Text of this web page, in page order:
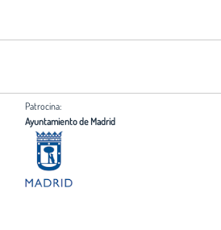
Patrocina:
Ayuntamiento de Madrid